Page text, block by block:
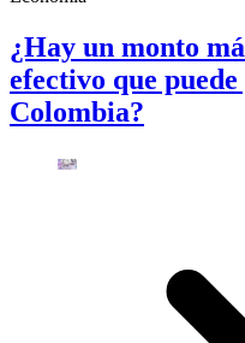
¿Hay un monto
efectivo que
Colombia?